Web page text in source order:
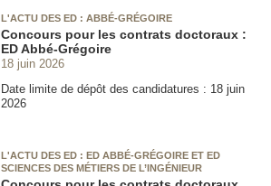
L'ACTU DES ED : ABBÉ-GRÉGOIRE
Concours pour les contrats doctoraux :
ED Abbé-Grégoire
18 juin 2026
Date limite de dépôt des candidatures : 18 juin
2026
L'ACTU DES ED : ED ABBÉ-GRÉGOIRE ET ED
SCIENCES DES MÉTIERS DE L’INGÉNIEUR